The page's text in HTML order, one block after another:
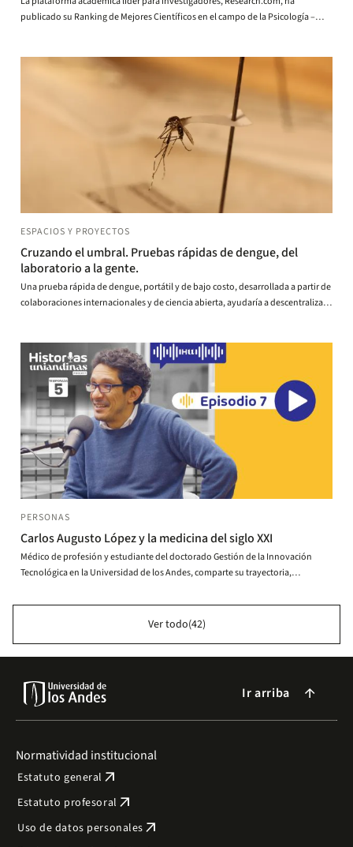
publicado su Ranking de Mejores Científicos en el campo de la Psicología –
ESPACIOS Y PROYECTOS
Cruzando el umbral. Pruebas rápidas de dengue, del
laboratorio a la gente.
Una prueba rápida de dengue, portátil y de bajo costo, desarrollada a partir de
colaboraciones internacionales y de ciencia abierta, ayudaría a descentralizar
PERSONAS
Carlos Augusto López y la medicina del siglo XXI
Médico de profesión y estudiante del doctorado Gestión de la Innovación
Tecnológica en la Universidad de los Andes, comparte su trayectoria,
joven.
Ver todo(42)
Ir arriba arrow_forward
Normatividad institucional
Estatuto general arrow_outward
Estatuto profesoral arrow_outward
Uso de datos personales arrow_outward